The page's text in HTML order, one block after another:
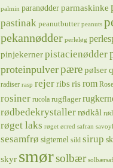
palmin paranødder parmaskinke
pastinak peanutbutter peanuts
pekannødder perleløg
pinjekerner pistacienødder
proteinpulverpære pølser
radiser rasp rejer ribs ris rom
rosiner rucola rugflager
rødbedekrystaller rødkål
røget laks røget ørred safran
sesamfrø sigtemel sild sirup
skyr smørsolbær